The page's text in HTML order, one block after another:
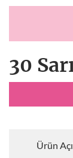
30
Ürün